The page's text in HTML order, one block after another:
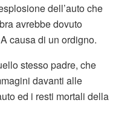
dell’auto che
avrebbe dovuto
causa di un ordigno.
stesso padre, che
davanti alle
ed i resti mortali della